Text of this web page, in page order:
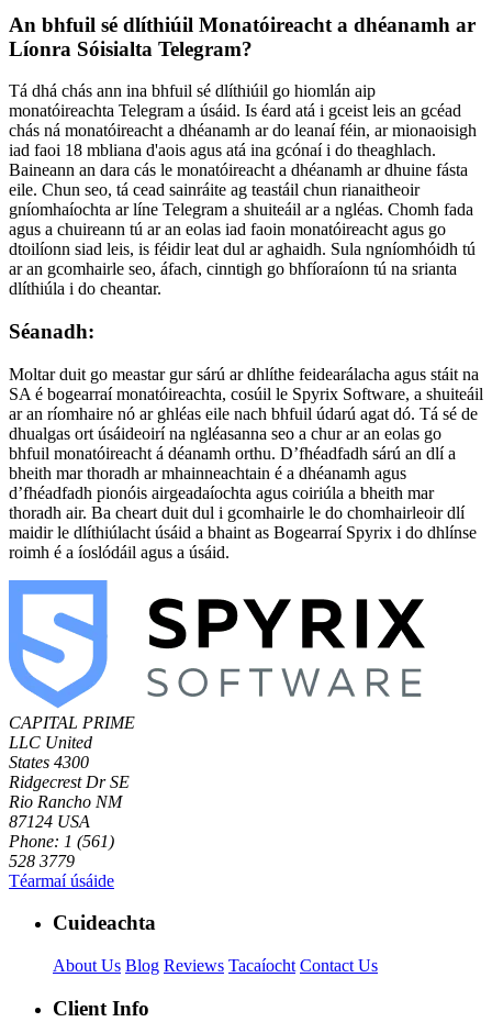
An bhfuil sé dlíthiúil Monatóireacht a dhéanamh ar
Líonra Sóisialta Telegram?
Tá dhá chás ann ina bhfuil sé dlíthiúil go hiomlán aip
monatóireachta Telegram a úsáid. Is éard atá i gceist leis an gcéad
chás ná monatóireacht a dhéanamh ar do leanaí féin, ar mionaoisigh
iad faoi 18 mbliana d'aois agus atá ina gcónaí i do theaghlach.
Baineann an dara cás le monatóireacht a dhéanamh ar dhuine fásta
eile. Chun seo, tá cead sainráite ag teastáil chun rianaitheoir
gníomhaíochta ar líne Telegram a shuiteáil ar a ngléas. Chomh fada
agus a chuireann tú ar an eolas iad faoin monatóireacht agus go
dtoilíonn siad leis, is féidir leat dul ar aghaidh. Sula ngníomhóidh tú
ar an gcomhairle seo, áfach, cinntigh go bhfíoraíonn tú na srianta
dlíthiúla i do cheantar.
Séanadh:
Moltar duit go meastar gur sárú ar dhlíthe feidearálacha agus stáit na
SA é bogearraí monatóireachta, cosúil le Spyrix Software, a shuiteáil
ar an ríomhaire nó ar ghléas eile nach bhfuil údarú agat dó. Tá sé de
dhualgas ort úsáideoirí na ngléasanna seo a chur ar an eolas go
bhfuil monatóireacht á déanamh orthu. D’fhéadfadh sárú an dlí a
bheith mar thoradh ar mhainneachtain é a dhéanamh agus
d’fhéadfadh pionóis airgeadaíochta agus coiriúla a bheith mar
thoradh air. Ba cheart duit dul i gcomhairle le do chomhairleoir dlí
maidir le dlíthiúlacht úsáid a bhaint as Bogearraí Spyrix i do dhlínse
roimh é a íoslódáil agus a úsáid.
CAPITAL PRIME
LLC United
States 4300
Ridgecrest Dr SE
Rio Rancho NM
87124 USA
Phone: 1 (561)
528 3779
Téarmaí úsáide
Cuideachta
About Us Blog Reviews Tacaíocht Contact Us
Client Info